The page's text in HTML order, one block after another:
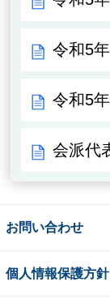
令和5
令和5
会派代
お問い合わせ
個人情報保護方針